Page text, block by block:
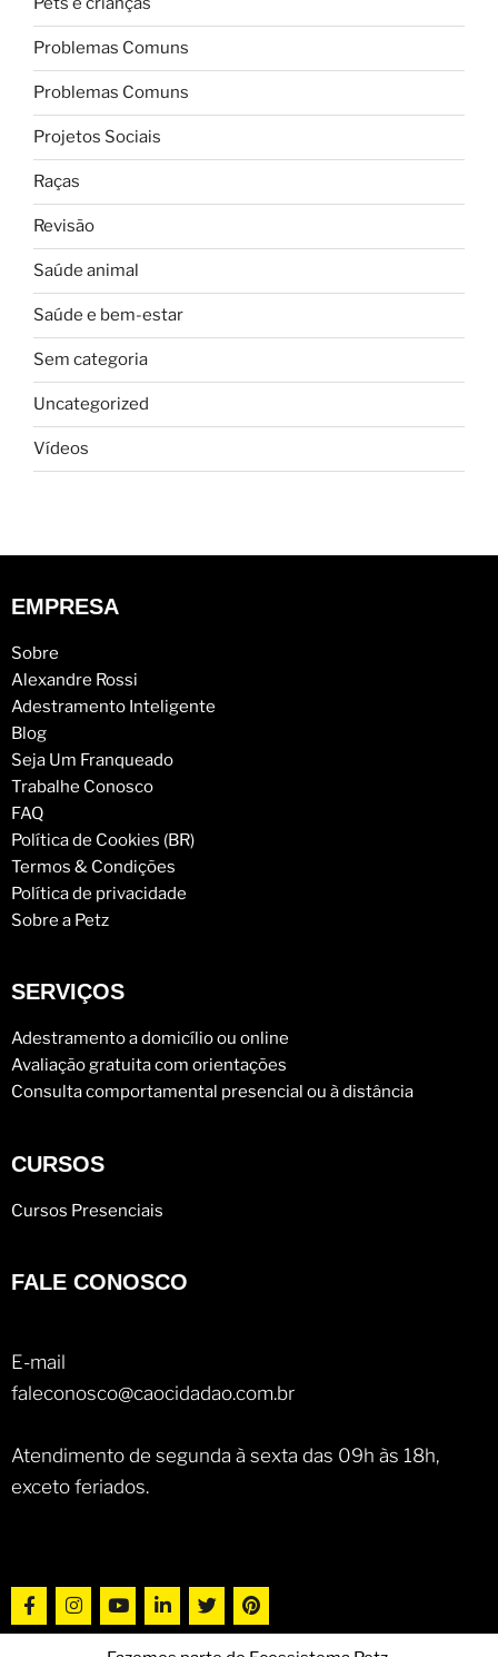
Problemas Comuns
Problemas Comuns
Projetos Sociais
Raças
Revisão
Saúde animal
Saúde e bem-estar
Sem categoria
Uncategorized
Vídeos
EMPRESA
Sobre
Alexandre Rossi
Adestramento Inteligente
Blog
Seja Um Franqueado
Trabalhe Conosco
FAQ
Política de Cookies (BR)
Termos & Condições
Política de privacidade
Sobre a Petz
SERVIÇOS
Adestramento a domicílio ou online
Avaliação gratuita com orientações
Consulta comportamental presencial ou à distância
CURSOS
Cursos Presenciais
FALE CONOSCO
E-mail
faleconosco@caocidadao.com.br
Atendimento de segunda à sexta das 09h às 18h,
exceto feriados.